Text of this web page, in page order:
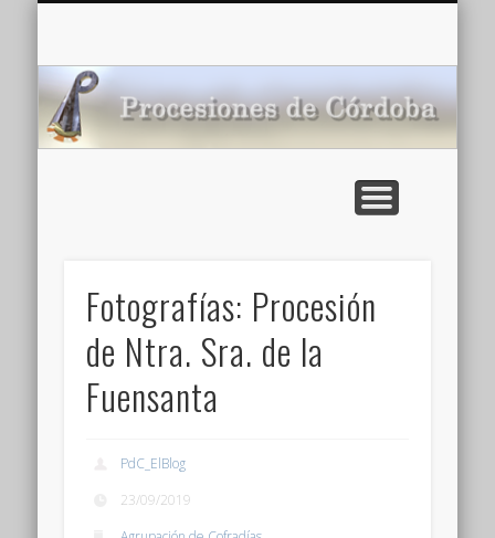
Fotografías: Procesión
de Ntra. Sra. de la
Fuensanta
PdC_ElBlog
23/09/2019